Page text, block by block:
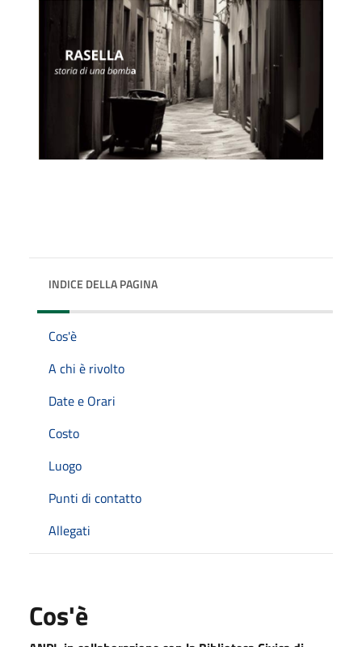
INDICE DELLA PAGINA
Cos'è
A chi è rivolto
Date e Orari
Costo
Luogo
Punti di contatto
Allegati
Cos'è